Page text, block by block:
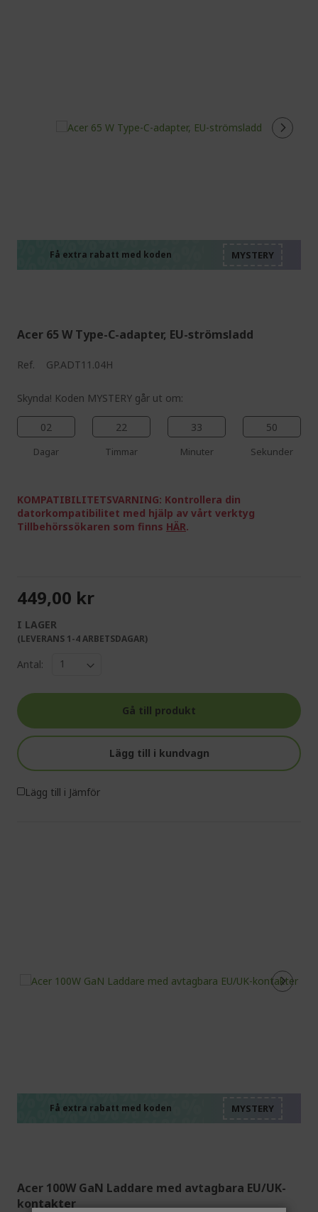
Få extra rabatt med koden
Acer 65 W Type-C-adapter, EU-strömsladd
Ref. GP.ADT11.04H
Skynda! Koden MYSTERY går ut om:
02
Dagar
22
Timmar
33
Minuter
49
Sekunder
KOMPATIBILITETSVARNING: Kontrollera din
datorkompatibilitet med hjälp av vårt verktyg
Tillbehörssökaren som finns HÄR.
449,00 kr
I LAGER
(LEVERANS 1-4 ARBETSDAGAR)
Antal:
Gå till produkt
Lägg till i kundvagn
Lägg till i Jämför
Få extra rabatt med koden
Acer 100W GaN Laddare med avtagbara EU/UK-
kontakter